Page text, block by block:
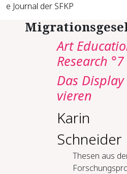
e Journal der SFKP
Art
Research °7
Das
vie­ren
Karin
Schneider
The­sen aus